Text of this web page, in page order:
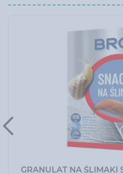
GRANULAT NA ŚLIMAKI